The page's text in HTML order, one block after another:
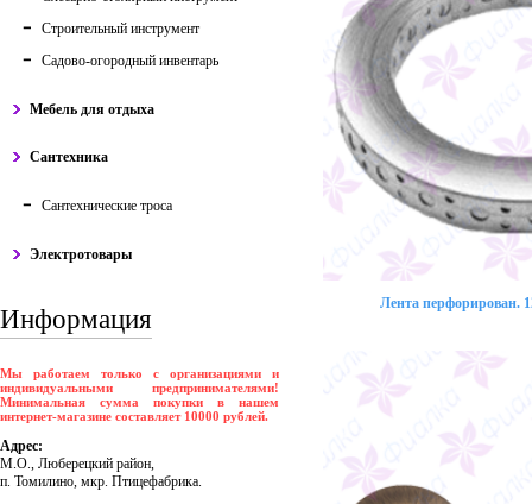
Строительный инструмент
Садово-огородный инвентарь
Мебель для отдыха
Сантехника
Сантехнические троса
Электротовары
Информация
Мы работаем только с организациями и
индивидуальными предпринимателями!
Минимальная сумма покупки в нашем
интернет-магазине составляет 10000 рублей.
Адрес:
М.О., Люберецкий район,
п. Томилино, мкр. Птицефабрика.
Лента перфорирован.